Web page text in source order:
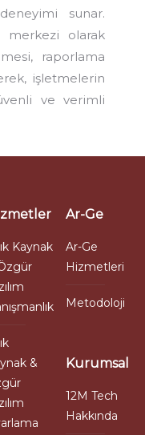
sunar.
merkezi olarak
raporlama
işletmelerin
ve verimli
Kaynak
&
Ar-Ge
Ar-Ge
Hizmetleri
Metodoloji
Kurumsal
12M Tech
Hakkında